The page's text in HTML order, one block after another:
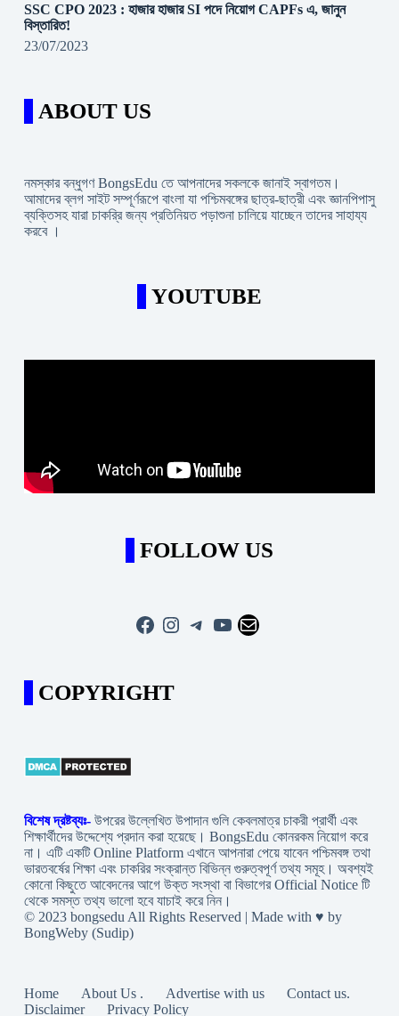
SSC CPO 2023 : হাজার হাজার SI পদে নিয়োগ CAPFs এ, জানুন
বিস্তারিত!
23/07/2023
ABOUT US
নমস্কার বন্ধুগণ BongsEdu তে আপনাদের সকলকে জানাই স্বাগতম।
আমাদের ব্লগ সাইট সম্পূর্ণরূপে বাংলা যা পশ্চিমবঙ্গের ছাত্র-ছাত্রী এবং জ্ঞানপিপাসু
ব্যক্তিসহ যারা চাকরি্র জন্য প্রতিনিয়ত পড়াশুনা চালিয়ে যাচ্ছেন তাদের সাহায্য
করবে ।
YOUTUBE
FOLLOW US
Facebook
Instagram
Telegram
YouTube
Mail
COPYRIGHT
বিশেষ দ্রষ্টব্যঃ- উপরের উল্লেখিত উপাদান গুলি কেবলমাত্র চাকরী প্রার্থী এবং
শিক্ষার্থীদের উদ্দেশ্যে প্রদান করা হয়েছে। BongsEdu কোনরকম নিয়োগ করে
না। এটি একটি Online Platform এখানে আপনারা পেয়ে যাবেন পশ্চিমবঙ্গ তথা
ভারতবর্ষের শিক্ষা এবং চাকরির সংক্রান্ত বিভিন্ন গুরুত্বপূর্ণ তথ্য সমূহ। অবশ্যই
কোনো কিছুতে আবেদনের আগে উক্ত সংস্থা বা বিভাগের Official Notice টি
থেকে সমস্ত তথ্য ভালো হবে যাচাই করে নিন।
© 2023 bongsedu All Rights Reserved | Made with ♥ by
BongWeby (Sudip)
Home About Us . Advertise with us
Contact us.
Disclaimer
Privacy Policy